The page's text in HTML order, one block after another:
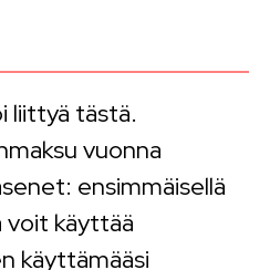
liittyä tästä.
vuonna
ensimmäisellä
voit käyttää
käyttämääsi